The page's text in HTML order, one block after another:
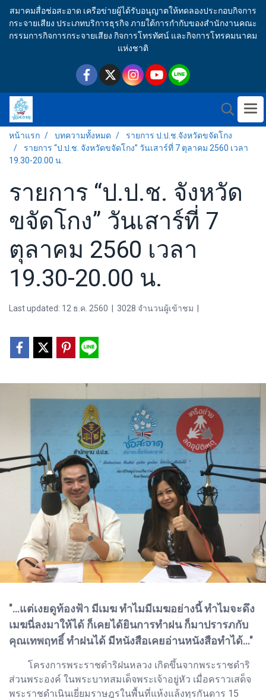
สมาคมสื่อช่อสะอาด เครือข่ายผู้ได้รับอนุญาตให้ทดลองประกอบกิจการ
กระจายเสียง ประเภทบริการธุรกิจ ภายใต้การกำกับของสำนักงานคณะ
กรรมการกิจการกระจายเสียง กิจการโทรทัศน์ และกิจการโทรคมนาคม
แห่งชาติ
หน้าแรก บทความทั้งหมด
รายการ ป.ป.ช.จังหวัดขจัดโกง
รายการ “ป.ป.ช. จังหวัดขจัดโกง” วันเสาร์ที่ 7 ตุลาคม 2560 เวลา
19.30-20.00 น.
รายการ “ป.ป.ช. จังหวัด
ขจัดโกง” วันเสาร์ที่ 7
ตุลาคม 2560 เวลา
19.30-20.00 น.
Last updated: 12 ธ.ค. 2560 3028 จำนวนผู้เข้าชม
"...แต่เงยดูท้องฟ้า มีเมฆ ทำไมมีเมฆอย่างนี้ ทำไมจะดึง
เมฆนี่ลงมาให้ได้ ก็เคยได้ยินการทำฝน ก็มาปรารภกับ
คุณเทพฤทธิ์ ทำฝนได้ มีหนังสือเคยอ่านหนังสือทำได้..."
โครงการพระราชดำริฝนหลวง เกิดขึ้นจากพระราชดำริ
ส่วนพระองค์ ในพระบาทสมเด็จพระเจ้าอยู่หัว เมื่อคราวเสด็จ
พระราชดำเนินเยี่ยมราษฎรในพื้นที่แห้งแล้งทุรกันดาร 15